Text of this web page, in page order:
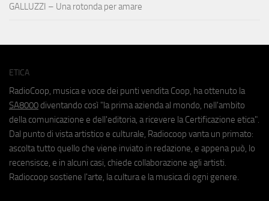
GALLUZZI – Una rotonda per amare
ETICA
RadioCoop, musica e voce dei punti vendita Coop, ha ottenuto la
SA8000 diventando così "la prima azienda al mondo, nell'ambito
della comunicazione e dell'editoria, a ricevere la Certificazione etica".
Dal punto di vista artistico e culturale, Radiocoop vanta un primato:
ascolta tutto quello che viene inviato in redazione, e appena può, lo
recensisce, e in alcuni casi, chiede collaborazione agli artisti.
Radiocoop sostiene l'arte, la cultura e la musica di ogni genere.